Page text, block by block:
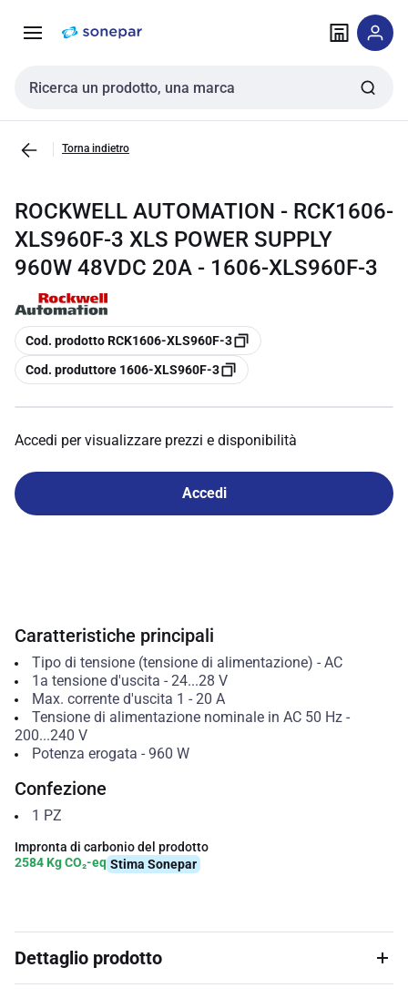
navigazione alla
Cerca input
Torna indietro
ROCKWELL AUTOMATION - RCK1606-
XLS960F-3 XLS POWER SUPPLY
960W 48VDC 20A - 1606-XLS960F-3
copia
Cod. prodotto RCK1606-XLS960F-3
copia
Cod. produttore 1606-XLS960F-3
Accedi per visualizzare prezzi e disponibilità
Accedi
Caratteristiche principali
Tipo di tensione (tensione di alimentazione) - AC
1a tensione d'uscita - 24...28 V
Max. corrente d'uscita 1 - 20 A
Tensione di alimentazione nominale in AC 50 Hz-
200...240 V
Potenza erogata - 960 W
Confezione
1 PZ
Impronta di carbonio del prodotto
2584 Kg CO₂-eq Stima Sonepar
Dettaglio prodotto